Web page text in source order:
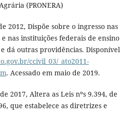
(PRONERA)
2012, Dispõe sobre o ingresso nas
nas instituições federais de ensino
dá outras providências. Disponível
ccivil_03/_ato2011-
. Acessado em maio de 2019.
2017, Altera as Leis nºs 9.394, de
que estabelece as diretrizes e